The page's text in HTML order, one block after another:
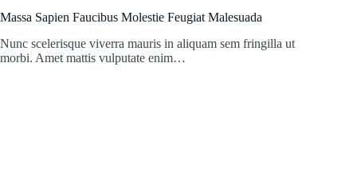
Massa Sapien Faucibus Molestie Feugiat Malesuada
Nunc scelerisque viverra mauris in aliquam sem fringilla ut
morbi. Amet mattis vulputate enim…